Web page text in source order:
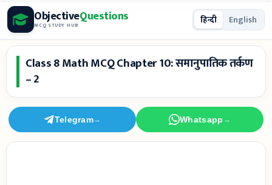
Skip
to
content
ObjectiveQuestions
MCQ STUDY HUB हिन्दी English
Class 8 Math MCQ Chapter 10: समानुपातिक तर्कण
– 2
Telegram→ Whatsapp →